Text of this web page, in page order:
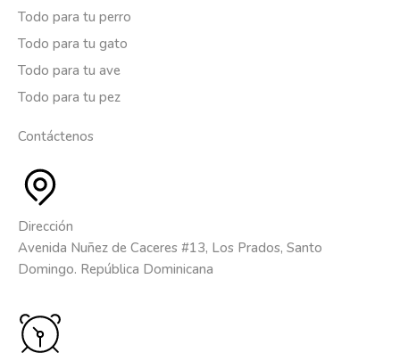
Todo para tu perro
Todo para tu gato
Todo para tu ave
Todo para tu pez
Contáctenos
Dirección
Avenida Nuñez de Caceres #13, Los Prados, Santo
Domingo. República Dominicana